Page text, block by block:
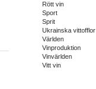
Rött vin
Sport
Sprit
Ukrainska vittofflor
Världen
Vinproduktion
Vinvärlden
Vitt vin